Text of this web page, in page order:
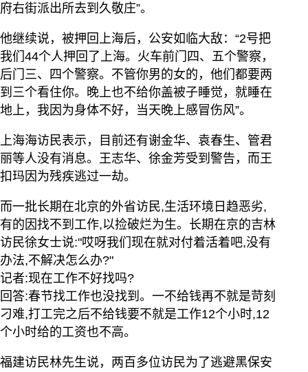
府右街派出所去到久敬庄”。
他继续说，被押回上海后，公安如临大敌：“2号把
我们44个人押回了上海。火车前门四、五个警察，
后门三、四个警察。不管你男的女的，他们都要两
到三个看住你。晚上也不给你盖被子睡觉，就睡在
地上，我因为身体不好，当天晚上感冒伤风”。
上海海访民表示，目前还有谢金华、袁春生、管君
丽等人没有消息。王志华、徐金芳受到警告，而王
扣玛因为残疾逃过一劫。
而一批长期在北京的外省访民,生活环境日趋恶劣,
有的因找不到工作,以捡破烂为生。长期在京的吉林
访民徐女士说:"哎呀我们现在就对付着活着吧,没有
办法,不解决怎么办?"
记者:现在工作不好找吗?
回答:春节找工作也没找到。一不给钱再不就是苛刻
刁难,打工完之后不给钱要不就是工作12个小时,12
个小时给的工资也不高。
福建访民林先生说，两百多位访民为了逃避黑保安